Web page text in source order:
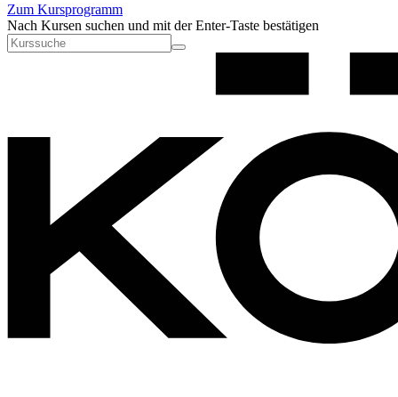
Zum Kursprogramm
Nach Kursen suchen und mit der Enter-Taste bestätigen